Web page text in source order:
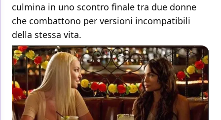
culmina in uno scontro finale tra due donne
che combattono per versioni incompatibili
della stessa vita.